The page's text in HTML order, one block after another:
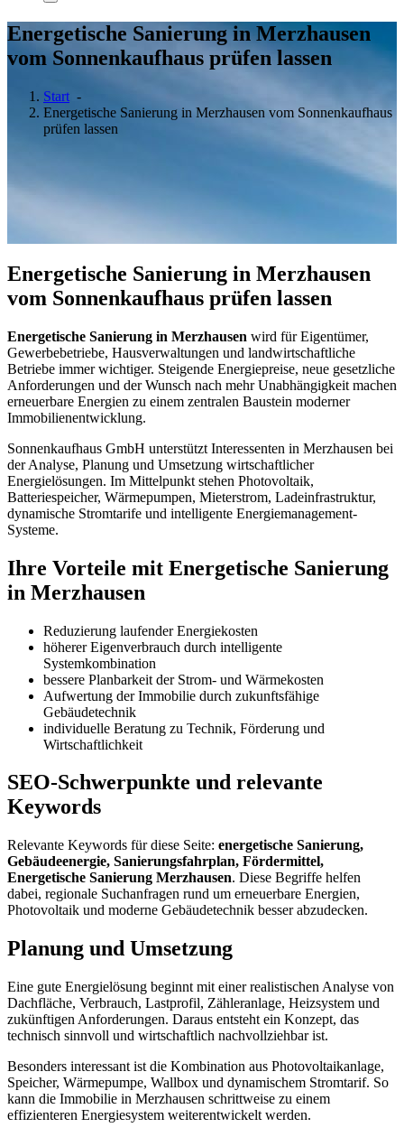
Energetische Sanierung in Merzhausen
vom Sonnenkaufhaus prüfen lassen
Start -
Energetische Sanierung in Merzhausen vom Sonnenkaufhaus
prüfen lassen
Energetische Sanierung in Merzhausen
vom Sonnenkaufhaus prüfen lassen
Energetische Sanierung in Merzhausen wird für Eigentümer,
Gewerbebetriebe, Hausverwaltungen und landwirtschaftliche
Betriebe immer wichtiger. Steigende Energiepreise, neue gesetzliche
Anforderungen und der Wunsch nach mehr Unabhängigkeit machen
erneuerbare Energien zu einem zentralen Baustein moderner
Immobilienentwicklung.
Sonnenkaufhaus GmbH unterstützt Interessenten in Merzhausen bei
der Analyse, Planung und Umsetzung wirtschaftlicher
Energielösungen. Im Mittelpunkt stehen Photovoltaik,
Batteriespeicher, Wärmepumpen, Mieterstrom, Ladeinfrastruktur,
dynamische Stromtarife und intelligente Energiemanagement-
Systeme.
Ihre Vorteile mit Energetische Sanierung
in Merzhausen
Reduzierung laufender Energiekosten
höherer Eigenverbrauch durch intelligente
Systemkombination
bessere Planbarkeit der Strom- und Wärmekosten
Aufwertung der Immobilie durch zukunftsfähige
Gebäudetechnik
individuelle Beratung zu Technik, Förderung und
Wirtschaftlichkeit
SEO-Schwerpunkte und relevante
Keywords
Relevante Keywords für diese Seite: energetische Sanierung,
Gebäudeenergie, Sanierungsfahrplan, Fördermittel,
Energetische Sanierung Merzhausen. Diese Begriffe helfen
dabei, regionale Suchanfragen rund um erneuerbare Energien,
Photovoltaik und moderne Gebäudetechnik besser abzudecken.
Planung und Umsetzung
Eine gute Energielösung beginnt mit einer realistischen Analyse von
Dachfläche, Verbrauch, Lastprofil, Zähleranlage, Heizsystem und
zukünftigen Anforderungen. Daraus entsteht ein Konzept, das
technisch sinnvoll und wirtschaftlich nachvollziehbar ist.
Besonders interessant ist die Kombination aus Photovoltaikanlage,
Speicher, Wärmepumpe, Wallbox und dynamischem Stromtarif. So
kann die Immobilie in Merzhausen schrittweise zu einem
effizienteren Energiesystem weiterentwickelt werden.